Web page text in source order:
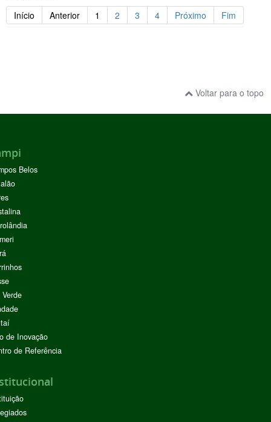
Início
Anterior 1 2 3 4 Próximo Fim
Voltar para o topo
Belos
de Inovação
de Referência